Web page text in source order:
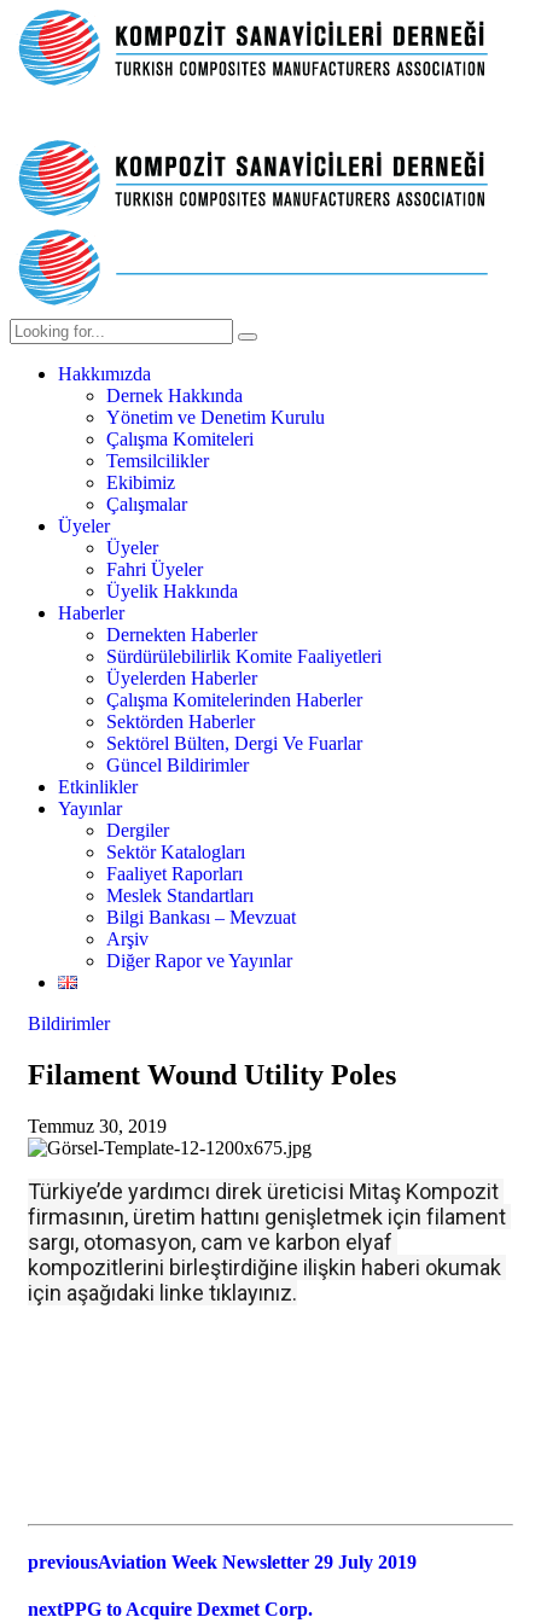
Hakkımızda
Dernek Hakkında
Yönetim ve Denetim Kurulu
Çalışma Komiteleri
Temsilcilikler
Ekibimiz
Çalışmalar
Üyeler
Üyeler
Fahri Üyeler
Üyelik Hakkında
Haberler
Dernekten Haberler
Sürdürülebilirlik Komite Faaliyetleri
Üyelerden Haberler
Çalışma Komitelerinden Haberler
Sektörden Haberler
Sektörel Bülten, Dergi Ve Fuarlar
Güncel Bildirimler
Etkinlikler
Yayınlar
Dergiler
Sektör Katalogları
Faaliyet Raporları
Meslek Standartları
Bilgi Bankası – Mevzuat
Arşiv
Diğer Rapor ve Yayınlar
Bildirimler
Filament Wound Utility Poles
Temmuz 30, 2019
Türkiye’de yardımcı direk üreticisi Mitaş Kompozit
firmasının, üretim hattını genişletmek için filament
sargı, otomasyon, cam ve karbon elyaf
kompozitlerini birleştirdiğine ilişkin haberi okumak
için aşağıdaki linke tıklayınız.
previousAviation Week Newsletter 29 July 2019
nextPPG to Acquire Dexmet Corp.